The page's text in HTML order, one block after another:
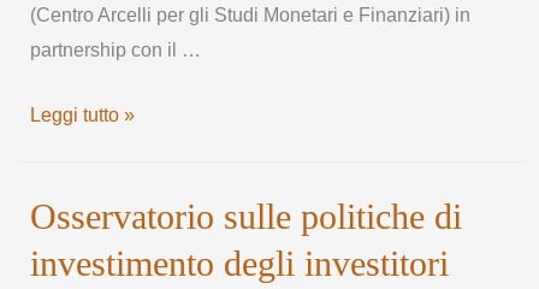
(Centro Arcelli per gli Studi Monetari e Finanziari) in
partnership con il …
Leggi tutto »
Osservatorio sulle politiche di
investimento degli investitori